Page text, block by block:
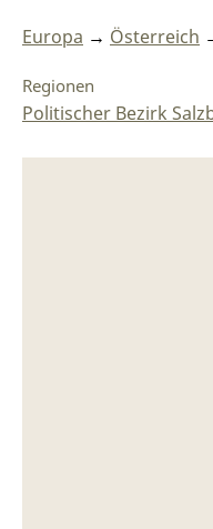
Europa → Österreich
Regionen
Politischer Bezirk